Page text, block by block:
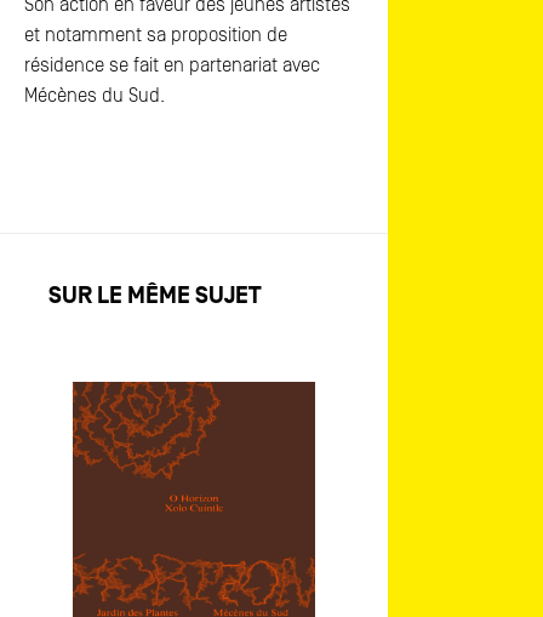
Son action en faveur des jeunes artistes
et notamment sa proposition de
résidence se fait en partenariat avec
Mécènes du Sud.
SUR LE MÊME SUJET